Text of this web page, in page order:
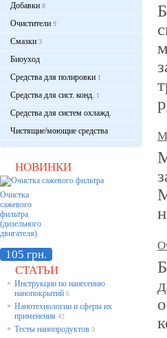
Добавки 8
Очистители 9
Смазки 3
Биоуход
Средства для полировки 1
Средства для сист. конд. 1
Средства для систем охлажд.
Чистящие/моющие средства
НОВИНКИ
Очистка
сажевого
фильтра
(дизельного
двигателя)
105 грн.
СТАТЬИ
* Инструкции по нанесению
нанопокрытий 6
* Нанотехнологии и сферы их
применения 42
* Тесты нанопродуктов 3